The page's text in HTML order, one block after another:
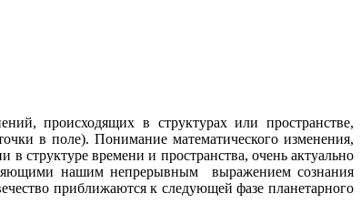
происходящих в структурах или пространстве,
в поле). Понимание математического изменения,
структуре времени и пространства, очень актуально
нашим непрерывным выражением сознания
приближаются к следующей фазе планетарного